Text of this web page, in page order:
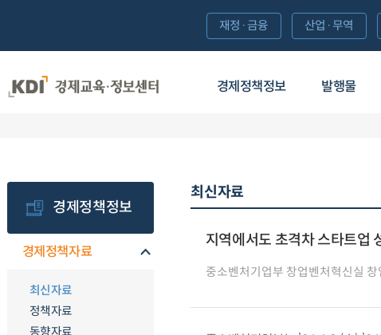
경제정책정보 발행물
재정·금융 산업·무역
경제정책정보
경제정책자료
최신자료
정책자료
동향자료
최신자료
지역에서도 초격차 스타트업
중소벤처기업부 창업벤처혁신실